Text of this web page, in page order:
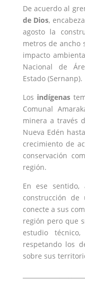
De acuerdo al
de Dios,
agosto la
metros de ancho
impacto
Nacional de
Estado (Sernanp).
Los indígenas
Comunal
minera a través
Nueva Edén
crecimiento de
conservación
región.
En ese
construcción
conecte a sus
región pero que
estudio
respetando los
sobre sus